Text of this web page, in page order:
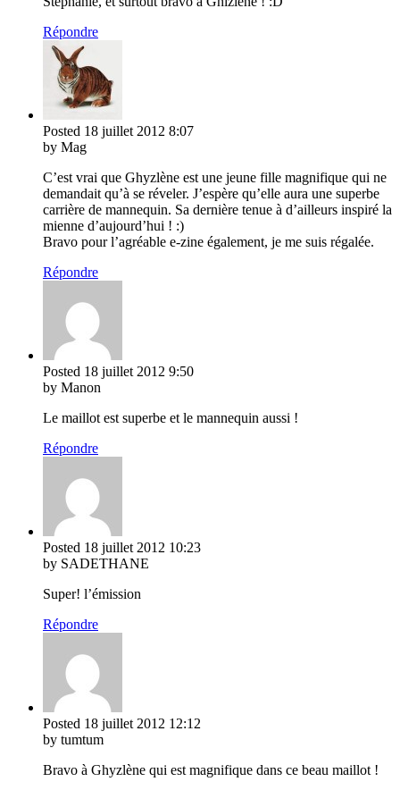
Répondre
Posted 18 juillet 2012 8:07
by Mag
C’est vrai que Ghyzlène est une jeune fille magnifique qui ne
demandait qu’à se réveler. J’espère qu’elle aura une superbe
carrière de mannequin. Sa dernière tenue à d’ailleurs inspiré la
mienne d’aujourd’hui ! :)
Bravo pour l’agréable e-zine également, je me suis régalée.
Répondre
Posted 18 juillet 2012 9:50
by Manon
Le maillot est superbe et le mannequin aussi !
Répondre
Posted 18 juillet 2012 10:23
by SADETHANE
Super! l’émission
Répondre
Posted 18 juillet 2012 12:12
by tumtum
Bravo à Ghyzlène qui est magnifique dans ce beau maillot !